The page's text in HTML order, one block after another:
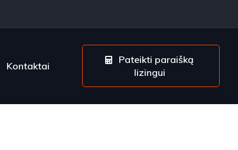
Kontaktai
Pateikti paraišką
lizingui